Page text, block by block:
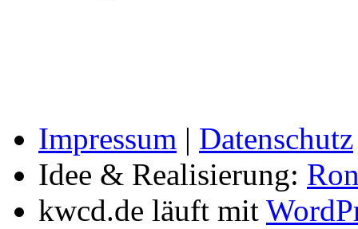
Impressum | Datenschutz
Idee & Realisierung:
kwcd.de läuft mit